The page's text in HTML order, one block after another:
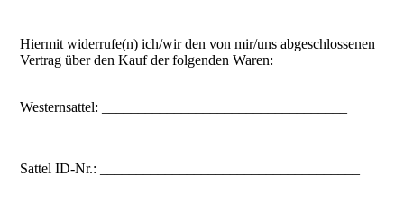
Hiermit widerrufe(n) ich/wir den von mir/uns abgeschlossenen
Vertrag über den Kauf der folgenden Waren:
Westernsattel: __________________________________
SattelID-Nr.: ____________________________________